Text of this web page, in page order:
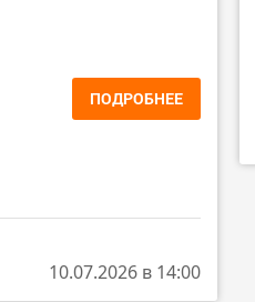
ПОДРОБНЕЕ
10.07.2026 в 14:00